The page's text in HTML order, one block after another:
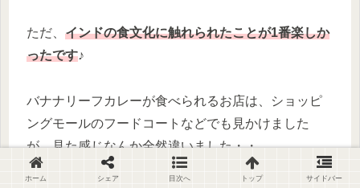
ただ、 インドの食文化に触れられたことが1番楽しか
ったです♪
バナナリーフカレーが食べられるお店は、ショッピ
ングモールのフードコートなどでも見かけました
が、見た感じなんか全然違いました・・
ホーム シェア 目次へ トップ サイドバー